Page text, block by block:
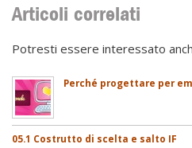
Articoli correlati
Potresti essere interessato
Perché progettare per
05.1 Costrutto di scelta e salto IF